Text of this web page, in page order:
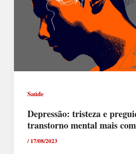
Saúde
Depressão: tristeza e
transtorno mental mais
/17/08/2023